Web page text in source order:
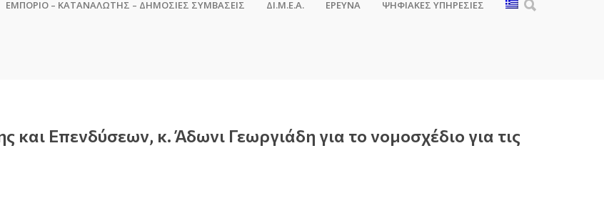
ΕΜΠΟΡΙΟ – ΚΑΤΑΝΑΛΩΤΗΣ – ΔΗΜΟΣΙΕΣ ΣΥΜΒΑΣΕΙΣ ΔΙ.Μ.Ε.Α. ΕΡΕΥΝΑ ΨΗΦΙΑΚΈΣ ΥΠΗΡΕΣΊΕΣ
Επενδύσεων, κ. Άδωνι Γεωργιάδη για το νομοσχέδιο για τις